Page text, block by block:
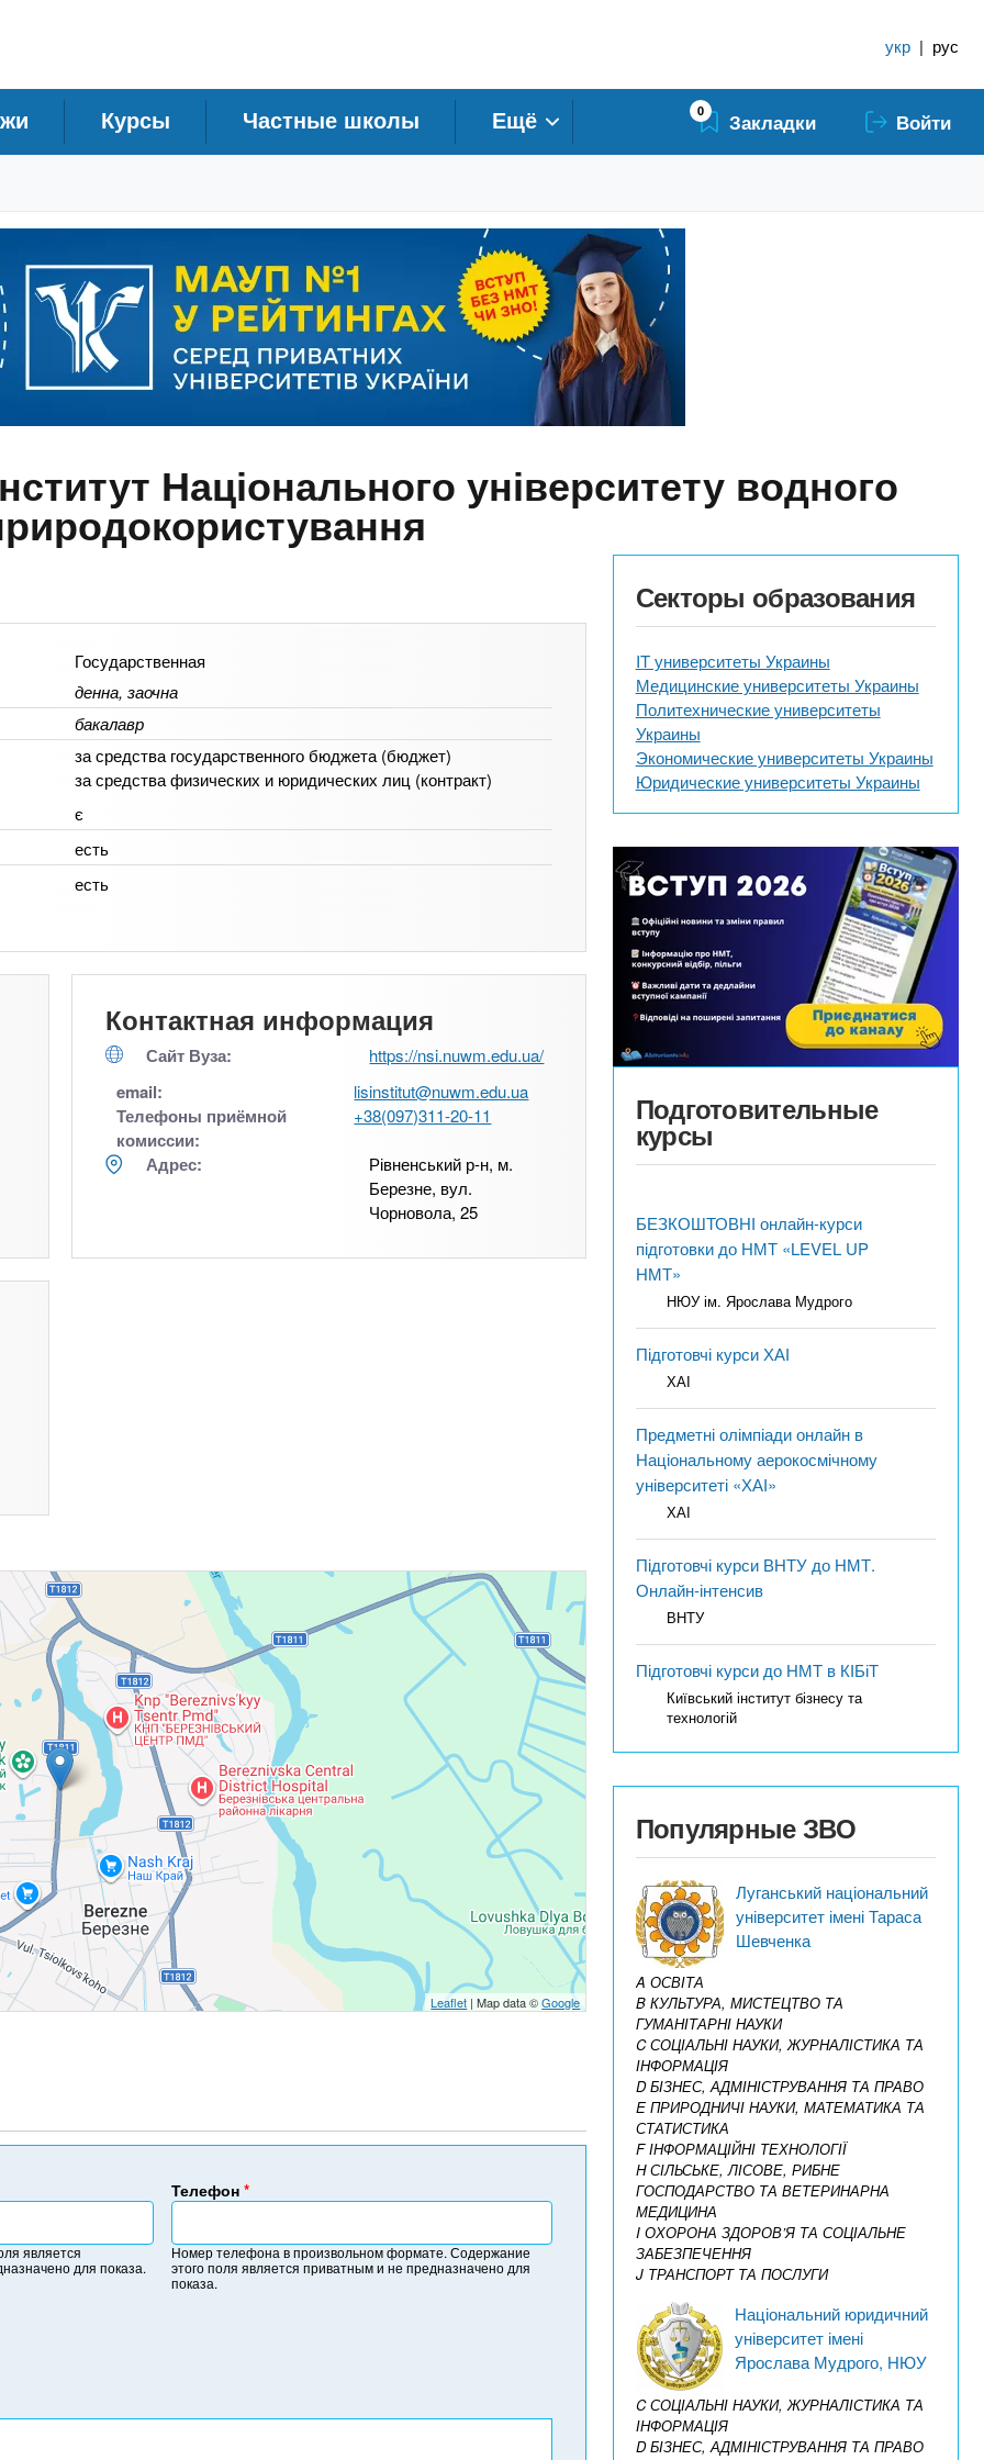
укр | рус
Курсы Частные школы Ещё 0 Закладки Войти
Національного університету водного
Государственная
денна, заочна
бакалавр
за средства государственного бюджета (бюджет)
за средства физических и юридических лиц (контракт)
є
есть
есть
Контактная информация
Сайт Вуза: https://nsi.nuwm.edu.ua/
email: lisinstitut@nuwm.edu.ua
Телефоны приёмной
комиссии:
+38(097)311-20-11
Адрес:
Рівненський р-н, м.
Березне, вул.
Чорновола, 25
Leaflet | Map data ©Google
является
для показа.
Телефон *
Н
м
е
Номер телефона в произвольном формате. Содержание
этого поля является приватным и не предназначено для
показа.
Секторы образования
IT университеты Украины
Медицинские университеты Украины
Политехнические университеты
Украины
Экономические университеты Украины
Юридические университеты Украины
Подготовительные
курсы
БЕЗКОШТОВНІ онлайн-курси
підготовки до НМТ «LEVEL UP
НМТ»
НЮУ ім. Ярослава Мудрого
Підготовчі курси ХАІ
ХАІ
Предметні олімпіади онлайн в
Національному аерокосмічному
університеті «ХАІ»
ХАІ
Підготовчі курси ВНТУ до НМТ.
Онлайн-інтенсив
ВНТУ
Підготовчі курси до НМТ в КІБіТ
Київський інститут бізнесу та
технологій
Популярные ЗВО
Луганський національний
університет імені Тараса
Шевченка
A ОСВІТА
B КУЛЬТУРА, МИСТЕЦТВО ТА
ГУМАНІТАРНІ НАУКИ
C СОЦІАЛЬНІ НАУКИ, ЖУРНАЛІСТИКА ТА
ІНФОРМАЦІЯ
D БІЗНЕС, АДМІНІСТРУВАННЯ ТА ПРАВО
E ПРИРОДНИЧІ НАУКИ, МАТЕМАТИКА ТА
СТАТИСТИКА
F ІНФОРМАЦІЙНІ ТЕХНОЛОГІЇ
H СІЛЬСЬКЕ, ЛІСОВЕ, РИБНЕ
ГОСПОДАРСТВО ТА ВЕТЕРИНАРНА
МЕДИЦИНА
I ОХОРОНА ЗДОРОВ’Я ТА СОЦІАЛЬНЕ
ЗАБЕЗПЕЧЕННЯ
J ТРАНСПОРТ ТА ПОСЛУГИ
Національний юридичний
університет імені
Ярослава Мудрого, НЮУ
C СОЦІАЛЬНІ НАУКИ, ЖУРНАЛІСТИКА ТА
ІНФОРМАЦІЯ
D БІЗНЕС, АДМІНІСТРУВАННЯ ТА ПРАВО